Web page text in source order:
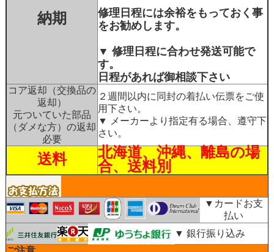
納期
修理日程には余裕をもっておく事
をお勧めします。
▼ 修理日程に合わせ発送可能で
す。
日程があれば御相談下さい
コア返却（交換品の
返却）
元ついていた部品
（ダメな方）の返却
必要
２週間以内に同封の着払い伝票をご使
用下さい。
▼ メーカーより指定有る場合、遵守下
さい。
送料
北海道、沖縄、離島の場
合、送料別
▼カードお支
払い
▼ 銀行振り込み